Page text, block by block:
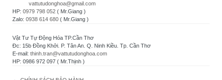
vattutudonghoa@gmail.com
HP: 0979 798 052 ( Mr.Giang )
Zalo: 0938 614 680 ( Mr.Giang )
Vật Tư Tự Động Hóa TP.Cần Thơ
Đc: 15b Đồng Khởi. P. Tân An. Q. Ninh Kiều. Tp. Cần Thơ
E-mail: thinh.tran@vattutudonghoa.com
HP: 0986 972 097 ( Mr.Thịnh )